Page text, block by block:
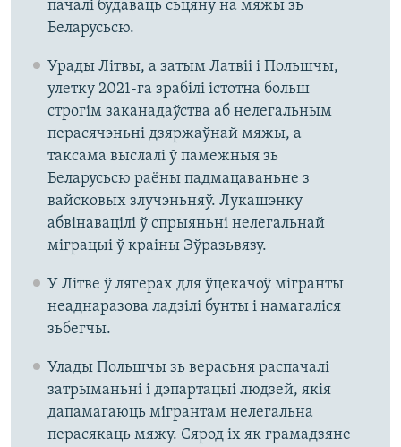
пачалі будаваць сьцяну на мяжы зь
Беларусьсю.
Урады Літвы, а затым Латвіі і Польшчы,
улетку 2021-га зрабілі істотна больш
строгім заканадаўства аб нелегальным
перасячэньні дзяржаўнай мяжы, а
таксама выслалі ў памежныя зь
Беларусьсю раёны падмацаваньне з
вайсковых злучэньняў. Лукашэнку
абвінавацілі ў спрыяньні нелегальнай
міграцыі ў краіны Эўразьвязу.
У Літве ў лягерах для ўцекачоў мігранты
неаднаразова ладзілі бунты і намагаліся
зьбегчы.
Улады Польшчы зь верасьня распачалі
затрыманьні і дэпартацыі людзей, якія
дапамагаюць мігрантам нелегальна
перасякаць мяжу. Сярод іх як грамадзяне